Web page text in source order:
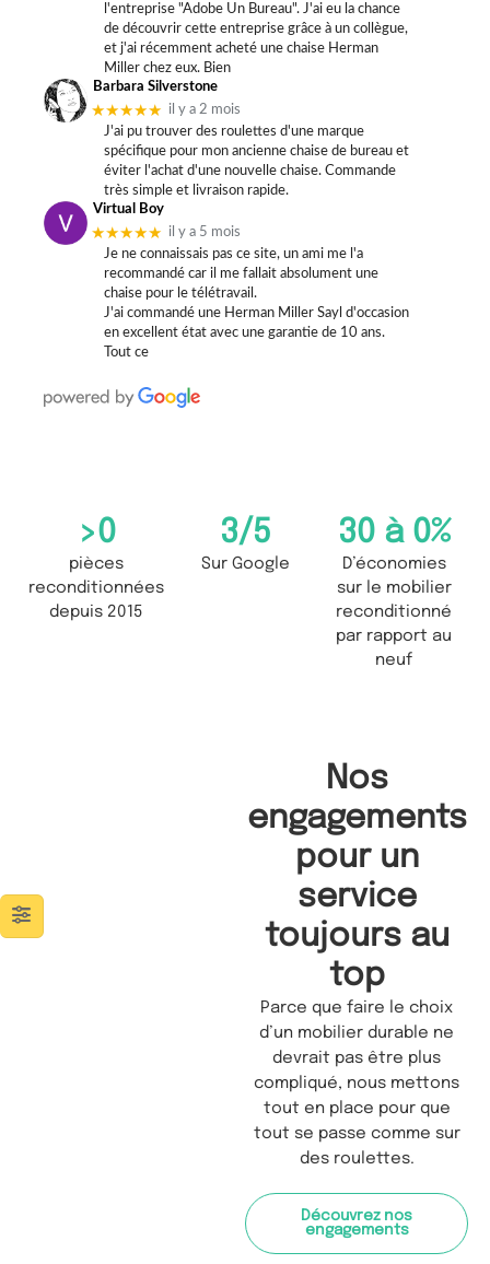
l'entreprise "Adobe Un Bureau". J'ai eu la chance
de découvrir cette entreprise grâce à un collègue,
et j'ai récemment acheté une chaise Herman
Miller chez eux. Bien
Barbara Silverstone
★★★★★
il y a 2 mois
J'ai pu trouver des roulettes d'une marque
spécifique pour mon ancienne chaise de bureau et
éviter l'achat d'une nouvelle chaise. Commande
très simple et livraison rapide.
Virtual Boy
★★★★★
il y a 5 mois
Je ne connaissais pas ce site, un ami me l'a
recommandé car il me fallait absolument une
chaise pour le télétravail.
J'ai commandé une Herman Miller Sayl d'occasion
en excellent état avec une garantie de 10 ans.
Tout ce
pièces
reconditionnées
depuis 2015
>0
Sur Google
3/5
D’économies
sur le mobilier
reconditionné
par rapport au
neuf
30 à 0%
Nos
engagements
pour un
service
toujours au
top
Parce que faire le choix
d’un mobilier durable ne
devrait pas être plus
compliqué, nous mettons
tout en place pour que
tout se passe comme sur
des roulettes.
Découvrez nos
engagements